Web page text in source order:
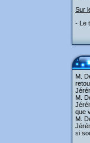
Sur
- Le
M.
M.
que
M.
si